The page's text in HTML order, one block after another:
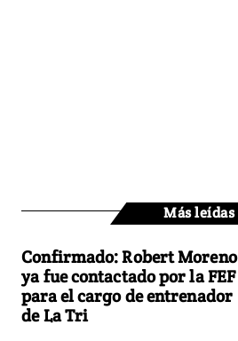
Más leídas
Confirmado: Robert Moreno
ya fue contactado por la FEF
para el cargo de entrenador
de La Tri